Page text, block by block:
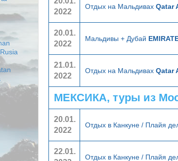
2022
Отдых на Мальдивах Qatar
20.01.
2022
Мальдивы + Дубай
21.01.
2022
Отдых на Мальдивах Qatar
МЕКСИКА, туры из
20.01.
2022
Отдых в Канкуне / Плайя
22.01.
Отдых в Канкуне / Плайя